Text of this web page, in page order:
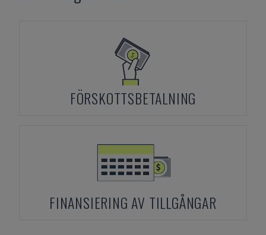
FÖRSKOTTSBETALNING
FINANSIERING AV TILLGÅNGAR